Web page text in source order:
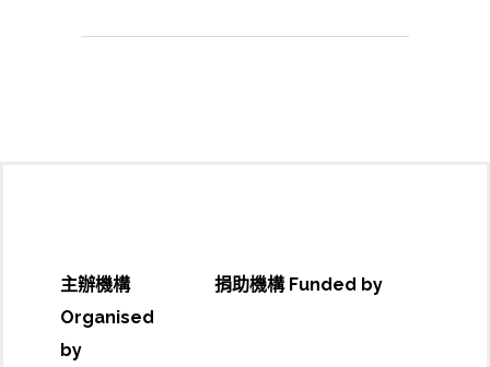
主辦機構
Organised
by
捐助機構 Funded by